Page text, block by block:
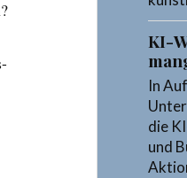
KI-
In
die
und